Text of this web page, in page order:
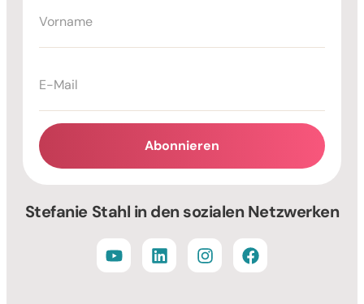
Abonnieren
Stefanie Stahl in den sozialen Netzwerken